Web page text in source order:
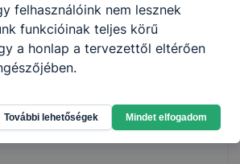
a Giorgioban!
két éves képzés szakmával
nappali és esti tagozaton is! Két
bizonyítvány szerezhető a
Iskola
felhasználóink nem lesznek
funkcióinak teljes körű
a honlap a tervezettől eltérően
További lehetőségek Mindet elfogadom